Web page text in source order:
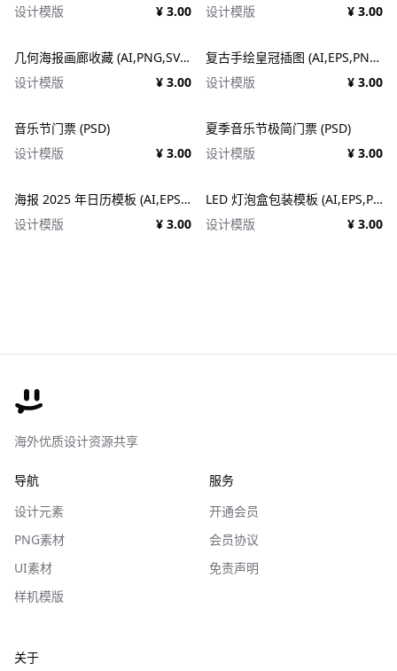
设计模版
¥ 3.00
设计模版
¥ 3.00
几何海报画廊收藏 (AI,PNG,SVG)
设计模版
¥ 3.00
复古手绘皇冠插图 (AI,EPS,PNG,SVG)
设计模版
¥ 3.00
音乐节门票 (PSD)
设计模版
¥ 3.00
夏季音乐节极简门票 (PSD)
设计模版
¥ 3.00
海报 2025 年日历模板 (AI,EPS,PDF,PSD)
设计模版
¥ 3.00
LED 灯泡盒包装模板 (AI,EPS,PDF)
设计模版
¥ 3.00
海外优质设计资源共享
导航
设计元素
PNG素材
UI素材
样机模版
服务
开通会员
会员协议
免责声明
关于